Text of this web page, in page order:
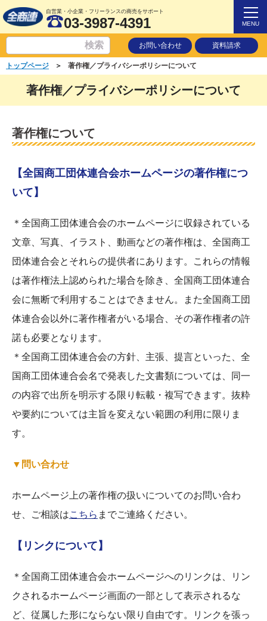
自営業・小企業・フリーランスの商売をサポート
03-3987-4391 MENU
お問い合わせ 資料請求
トップページ ＞ 著作権／プライバシーポリシーについて
著作権／プライバシーポリシーについて
著作権について
【全国商工団体連合会ホームページの著作権につ
いて】
＊全国商工団体連合会のホームページに収録されている
文章、写真、イラスト、動画などの著作権は、全国商工
団体連合会とそれらの提供者にあります。これらの情報
は著作権法上認められた場合を除き、全国商工団体連合
会に無断で利用することはできません。また全国商工団
体連合会以外に著作権者がいる場合、その著作権者の許
諾も必要となります。
＊全国商工団体連合会の方針、主張、提言といった、全
国商工団体連合会名で発表した文書類については、同一
の内容で出所を明示する限り転載・複写できます。抜粋
や要約については主旨を変えない範囲の利用に限りま
す。
▼問い合わせ
ホームページ上の著作権の扱いについてのお問い合わ
せ、ご相談はこちら までご連絡ください。
【リンクについて】
＊全国商工団体連合会ホームページへのリンクは、リン
クされるホームページ画面の一部として表示されるな
ど、従属した形にならない限り自由です。リンクを張っ